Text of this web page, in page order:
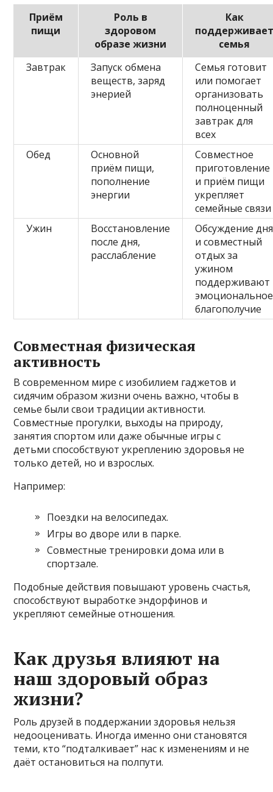
Приём
пищи
Роль в
здоровом
образе жизни
Как
семья
Завтрак
Запуск обмена
веществ, заряд
энерией
Семья готовит
или помогает
организовать
полноценный
завтрак для
всех
Обед
Основной
приём пищи,
пополнение
энергии
Совместное
приготовление
и приём пищи
укрепляет
семейные связи
Ужин
Восстановление
после дня,
расслабление
Обсуждение дня
и совместный
отдых за
ужином
поддерживают
эмоциональное
благополучие
Совместная физическая
активность
В современном мире с изобилием гаджетов и
сидячим образом жизни очень важно, чтобы в
семье были свои традиции активности.
Совместные прогулки, выходы на природу,
занятия спортом или даже обычные игры с
детьми способствуют укреплению здоровья не
только детей, но и взрослых.
Например:
Поездки на велосипедах.
Игры во дворе или в парке.
Совместные тренировки дома или в
спортзале.
Подобные действия повышают уровень счастья,
способствуют выработке эндорфинов и
укрепляют семейные отношения.
Как друзья влияют на
наш здоровый образ
жизни?
Роль друзей в поддержании здоровья нельзя
недооценивать. Иногда именно они становятся
теми, кто “подталкивает” нас к изменениям и не
даёт остановиться на полпути.